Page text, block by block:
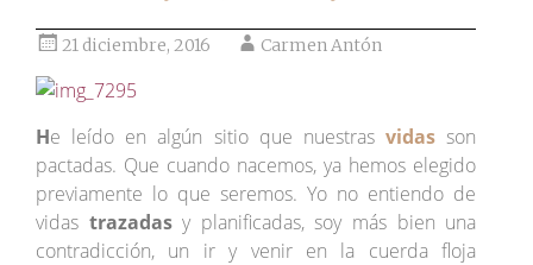
21 diciembre, 2016 Carmen Antón
He leído en algún sitio que nuestras vidasson
pactadas. Que cuando nacemos, ya hemos elegido
previamente lo que seremos. Yo no entiendo de
vidas trazadasy planificadas, soy más bien una
contradicción, un ir y venir en la cuerda floja